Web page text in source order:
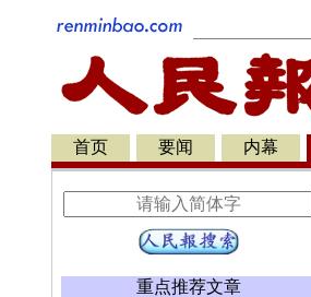
首页 要闻 内幕
重点推荐文章